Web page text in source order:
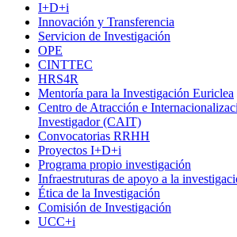
I+D+i
Innovación y Transferencia
Servicion de Investigación
OPE
CINTTEC
HRS4R
Mentoría para la Investigación Euriclea
Centro de Atracción e
Investigador (CAIT)
Convocatorias RRHH
Proyectos I+D+i
Programa propio investigación
Infraestruturas de apoyo a la
Ética de la Investigación
Comisión de Investigación
UCC+i